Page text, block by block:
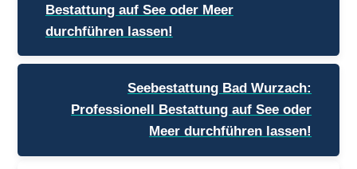
Bestattung auf See oder Meer
durchführen lassen!
Seebestattung Bad Wurzach:
Professionell Bestattung auf See oder
Meer durchführen lassen!